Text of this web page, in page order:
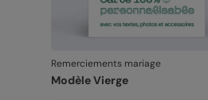
Remerciements mariage
Modèle Vierge